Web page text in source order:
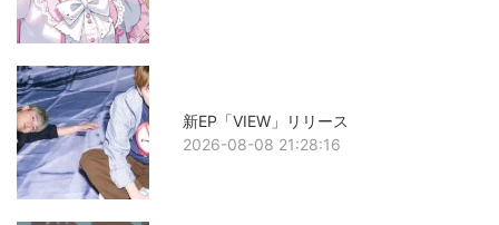
新EP「VIEW」リリース
2026-08-08 21:28:16